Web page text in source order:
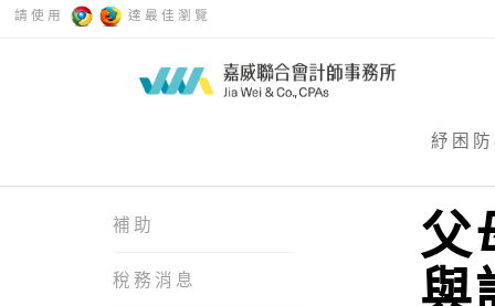
請使用 達最佳瀏覽
紓困
補助
稅務消息
父
與